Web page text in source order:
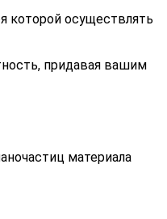
которой осуществлять
придавая вашим
материала